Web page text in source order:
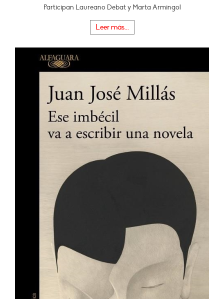
Participan Laureano Debat y Marta Armingol
Leer más...